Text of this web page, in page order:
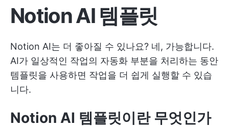
Notion AI 템플릿
Notion AI는 더 좋아질 수 있나요? 네, 가능합니다.
AI가 일상적인 작업의 자동화 부분을 처리하는 동안
템플릿을 사용하면 작업을 더 쉽게 실행할 수 있습
니다.
Notion AI 템플릿이란 무엇인가